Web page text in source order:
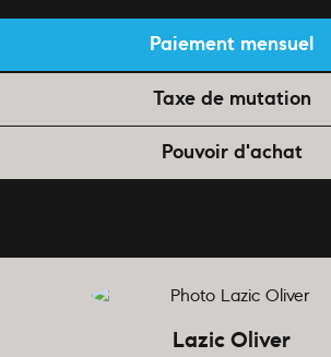
Paiement mensuel
Taxe de mutation
Pouvoir d'achat
Lazic Oliver